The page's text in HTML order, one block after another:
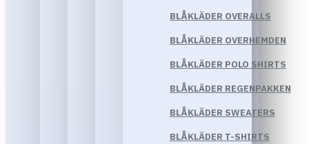
BLÅKLÄDER OVERALLS
BLÅKLÄDER OVERHEMDEN
BLÅKLÄDER POLO SHIRTS
BLÅKLÄDER REGENPAKKEN
BLÅKLÄDER SWEATERS
BLÅKLÄDER T-SHIRTS